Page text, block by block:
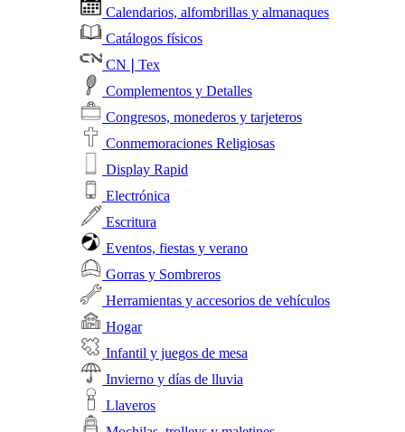
Calendarios, alfombrillas y almanaques
Catálogos físicos
CN❘Tex
Complementos y Detalles
Congresos, monederos y tarjeteros
Conmemoraciones Religiosas
Display Rapid
Electrónica
Escritura
Eventos, fiestas y verano
Gorras y Sombreros
Herramientas y accesorios de vehículos
Hogar
Infantil y juegos de mesa
Invierno y días de lluvia
Llaveros